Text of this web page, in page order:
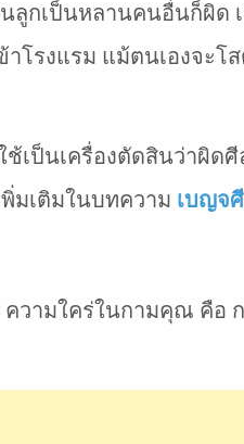
ลูกเป็นหลานคนอื่นก็ผิด
รงแรม แม้ตนเองจะโ
ป็นเครื่องตัดสินว่าผิดศี
มเติมในบทความ เบญจ
วามใคร่ในกามคุณ คือ